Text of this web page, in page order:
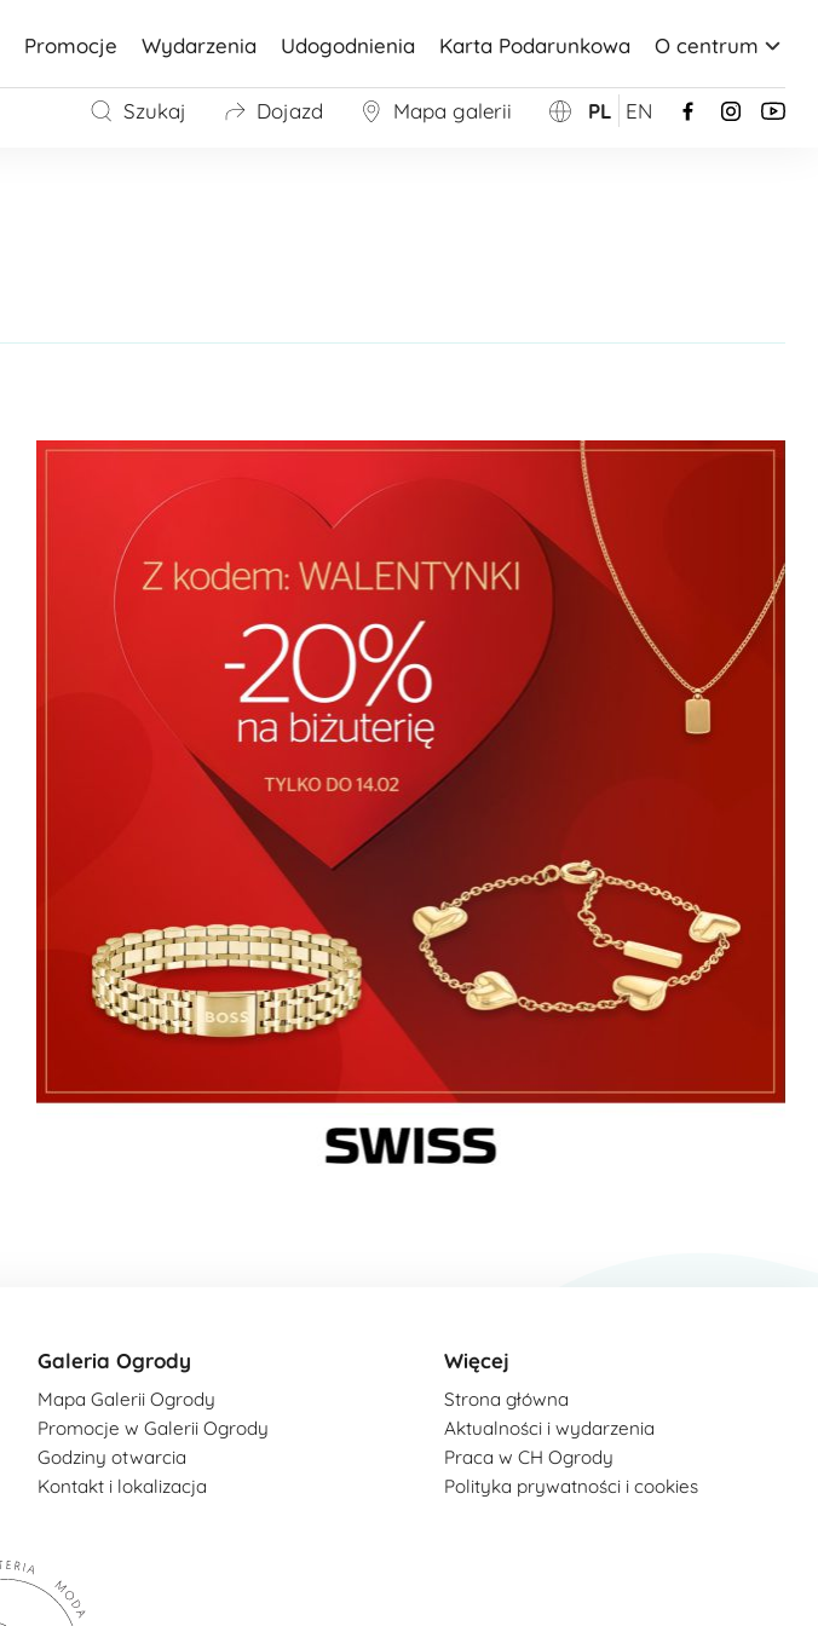
Promocje Wydarzenia Udogodnienia Karta Podarunkowa O centrum
Szukaj Dojazd Mapa galerii PL EN
Galeria Ogrody
Mapa Galerii Ogrody
Promocje w Galerii Ogrody
Godziny otwarcia
Kontakt i lokalizacja
Więcej
Strona główna
Aktualności i wydarzenia
Praca w CH Ogrody
Polityka prywatności i cookies